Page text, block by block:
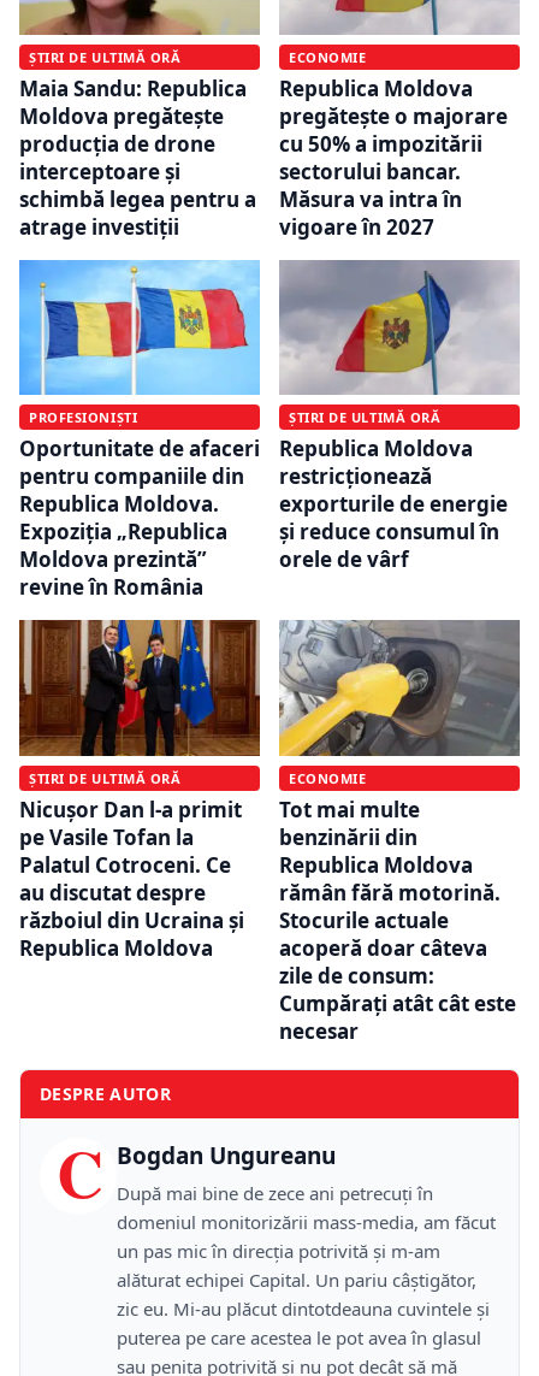
ȘTIRI DE ULTIMĂ ORĂ
Maia Sandu: Republica
Moldova pregătește
producția de drone
interceptoare și
schimbă legea pentru a
atrage investiții
ECONOMIE
Republica Moldova
pregătește o majorare
cu 50% a impozitării
sectorului bancar.
Măsura va intra în
vigoare în 2027
PROFESIONIȘTI
Oportunitate de afaceri
pentru companiile din
Republica Moldova.
Expoziția „Republica
Moldova prezintă”
revine în România
ȘTIRI DE ULTIMĂ ORĂ
Republica Moldova
restricționează
exporturile de energie
și reduce consumul în
orele de vârf
ȘTIRI DE ULTIMĂ ORĂ
Nicușor Dan l-a primit
pe Vasile Tofan la
Palatul Cotroceni. Ce
au discutat despre
războiul din Ucraina și
Republica Moldova
ECONOMIE
Tot mai multe
benzinării din
Republica Moldova
rămân fără motorină.
Stocurile actuale
acoperă doar câteva
zile de consum:
Cumpărați atât cât este
necesar
DESPRE AUTOR
C Bogdan Ungureanu
După mai bine de zece ani petrecuţi în
domeniul monitorizării mass-media, am făcut
un pas mic în direcţia potrivită şi m-am
alăturat echipei Capital. Un pariu câştigător,
zic eu. Mi-au plăcut dintotdeauna cuvintele şi
puterea pe care acestea le pot avea în glasul
sau peniţa potrivită şi nu pot decât să mă